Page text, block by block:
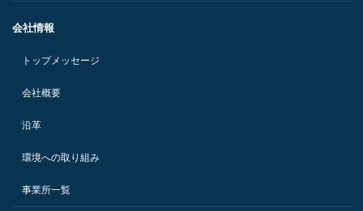
会社情報
トップメッセージ
会社概要
沿革
環境への取り組み
事業所一覧